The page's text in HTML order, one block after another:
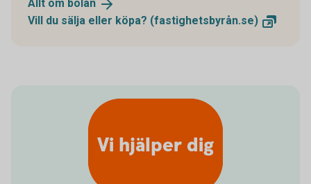
Allt om bolån
Vill du sälja eller köpa? (fastighetsbyrån.se)
Vi hjälper dig